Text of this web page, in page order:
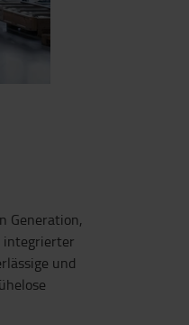
Generation,
integrierter
und